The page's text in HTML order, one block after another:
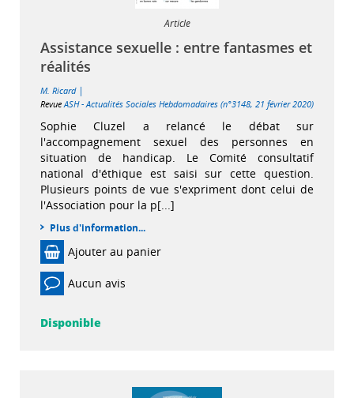
Article
Assistance sexuelle : entre fantasmes et
réalités
M. Ricard |
RevueASH - Actualités Sociales Hebdomadaires (n°3148, 21 février 2020)
Sophie Cluzel a relancé le débat sur
l'accompagnement sexuel des personnes en
situation de handicap. Le Comité consultatif
national d'éthique est saisi sur cette question.
Plusieurs points de vue s'expriment dont celui de
l'Association pour la p[...]
Plus d'information...
Ajouter au panier
Aucun avis
Disponible